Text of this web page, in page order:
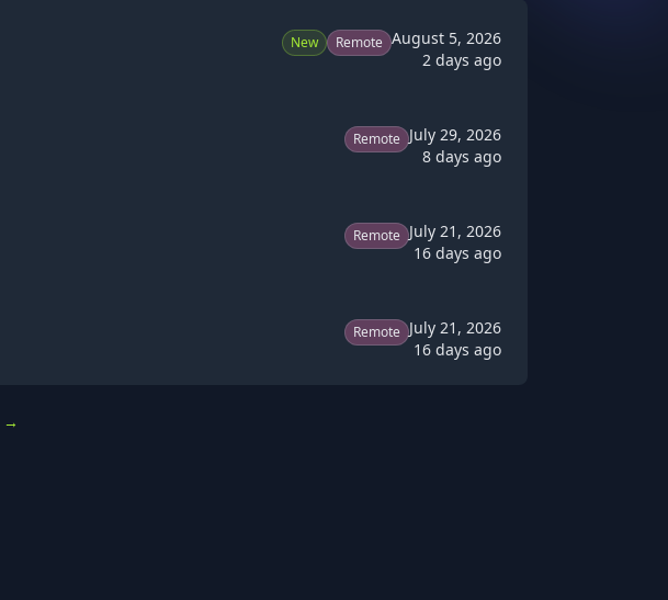
New Remote August 5, 2026
2 days ago
Remote July 29, 2026
8 days ago
Remote July 21, 2026
16 days ago
Remote July 21, 2026
16 days ago
→